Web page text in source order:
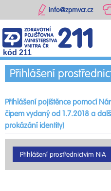
info@zpmvcr.cz
kód 211
Přihlášení
Přihlášení pojištěnce pomocí
čipem vydaný od 1.7.2018 a
prokázání identity)